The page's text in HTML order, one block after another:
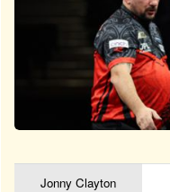
Jonny Clayton